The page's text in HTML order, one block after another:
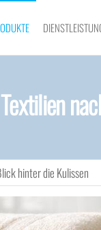
hinter die Kulissen